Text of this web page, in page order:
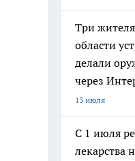
Три
области
делали
через
13 июля
С 1 июля
лекарства